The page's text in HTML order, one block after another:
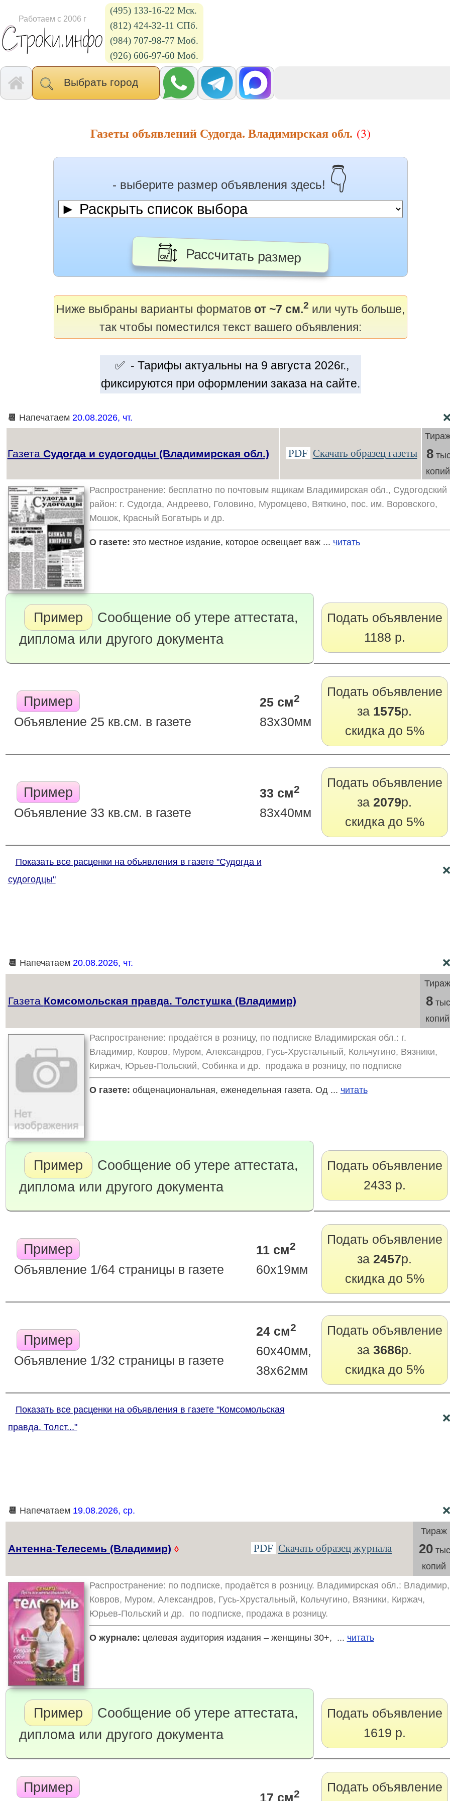
Работаем с 2006 г
(495) 133-16-22 Мск.
(812) 424-32-11 СПб.
(984) 707-98-77 Моб.
(926) 606-97-60 Моб.
Выбрать город
Газеты объявлений Судогда. Владимирская обл. (3)
- выберите размер объявления здесь! 👇
Рассчитать размер
Ниже выбраны варианты форматов от ~7 см.2 или чуть больше,
так чтобы поместился текст вашего объявления:
✅ - Тарифы актуальны на 9 августа 2026г.,
фиксируются при оформлении заказа на сайте.
📆 Напечатаем 20.08.2026, чт.
Газета Судогда и судогодцы (Владимирская обл.) PDF Скачать образец газеты 8
копий
Распространение: бесплатно по почтовым ящикам Владимирская обл., Судогодский
район: г. Судогда, Андреево, Головино, Муромцево, Вяткино, пос. им. Воровского,
Мошок, Красный Богатырь и др.
О газете: это местное издание, которое освещает важ ... читать
Пример
Сообщение об утере аттестата,
диплома или другого документа
Подать объявление
1188 р.
Пример
Объявление 25 кв.см. в газете
25 см2
83х30мм
Подать объявление
за 1575р.
скидка до 5%
Пример
Объявление 33 кв.см. в газете
33 см2
83х40мм
Подать объявление
за2079р.
скидка до 5%
Показать все расценки на объявления в газете "Судогда и
судогодцы"
❌
📆 Напечатаем 20.08.2026, чт. ❌
Газета Комсомольская правда. Толстушка (Владимир)
Тираж
8
копий
Распространение: продаётся в розницу, по подписке Владимирская обл.: г.
Владимир, Ковров, Муром, Александров, Гусь-Хрустальный, Кольчугино, Вязники,
Киржач, Юрьев-Польский, Собинка и др. продажа в розницу, по подписке
О газете: общенациональная, еженедельная газета. Од ... читать
Пример
Сообщение об утере аттестата,
диплома или другого документа
Подать объявление
2433 р.
Пример
Объявление 1/64 страницы в газете
11 см2
60х19мм
Подать объявление
за2457р.
скидка до 5%
Пример
Объявление 1/32 страницы в газете
24 см2
60х40мм,
38х62мм
Подать объявление
за3686р.
скидка до 5%
Показать все расценки на объявления в газете "Комсомольская
правда. Толст..."
❌
📆 Напечатаем 19.08.2026, ср. ❌
Антенна-Телесемь (Владимир) ◊ PDF Скачать образец журнала
Тираж
20
копий
Распространение: по подписке, продаётся в розницу. Владимирская обл.: Владимир,
Ковров, Муром, Александров, Гусь-Хрустальный, Кольчугино, Вязники, Киржач,
Юрьев-Польский и др. по подписке, продажа в розницу.
О журнале: целевая аудитория издания – женщины 30+, ... читать
Пример
Сообщение об утере аттестата,
диплома или другого документа
Подать объявление
1619 р.
Пример
17 см2
Подать объявление